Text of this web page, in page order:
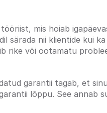
mis hoiab
särada nii klientide kui
rike või ootamatu
garantii tagab, et
lõppu. See annab